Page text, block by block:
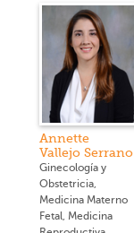
Annette
Vallejo Serrano
Ginecología y
Obstetricia,
Medicina Materno
Fetal, Medicina